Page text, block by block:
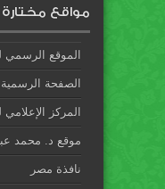
مواقع مختارة
الموقع الرسمي
الصفحة
المركز
موقع د. محمد
نافذة مصر